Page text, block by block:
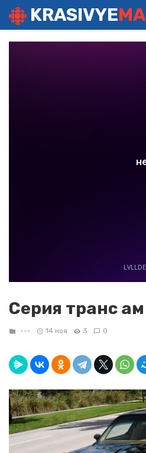
KRASIVYE
Серия транс ам
--- 14 ноя 3 0